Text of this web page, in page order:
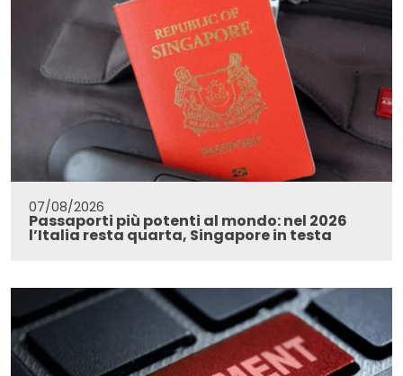
07/08/2026
Passaporti più potenti al mondo: nel 2026
l’Italia resta quarta, Singapore in testa